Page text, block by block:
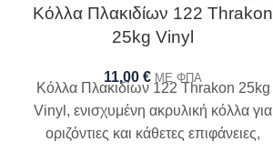
Κόλλα Πλακιδίων 122 Thrakon
25kg Vinyl
11,00 € ΜΕ ΦΠΑ
Κόλλα Πλακιδίων 122 Thrakon 25kg
Vinyl, ενισχυμένη ακρυλική κόλλα για
οριζόντιες και κάθετες επιφάνειες,